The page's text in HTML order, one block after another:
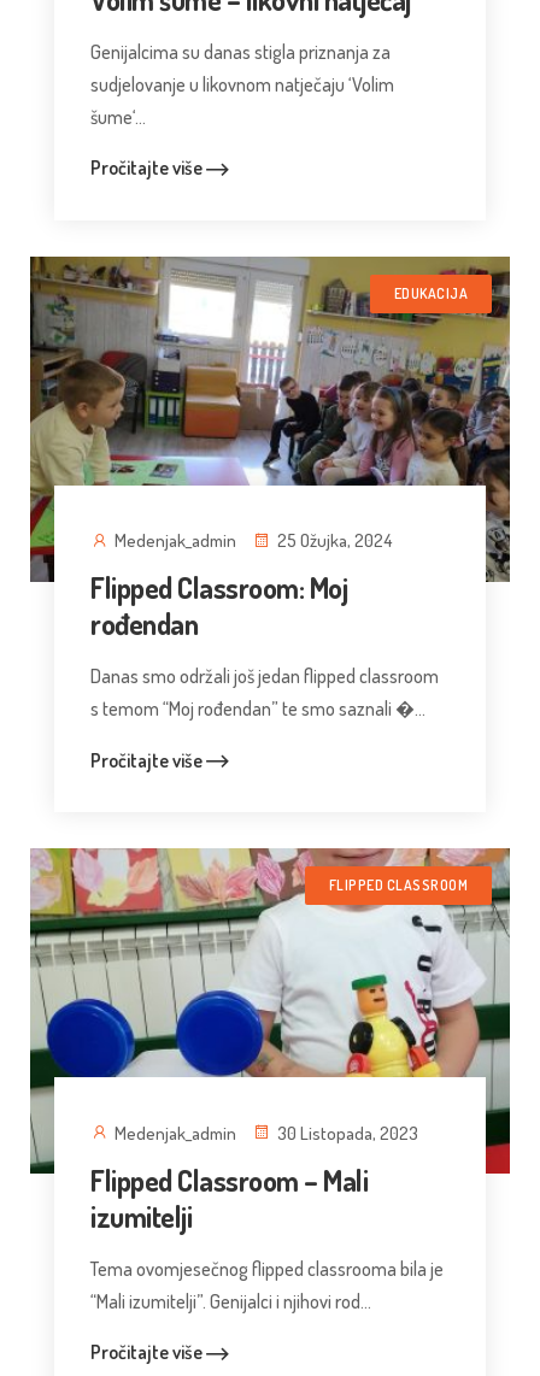
Genijalcima su danas stigla priznanja za
sudjelovanje u likovnom natječaju ‘Volim
šume‘...
Pročitajte više
EDUKACIJA
Medenjak_admin 25 Ožujka, 2024
Flipped Classroom: Moj
rođendan
Danas smo održali još jedan flipped classroom
s temom “Moj rođendan” te smo saznali �...
Pročitajte više
FLIPPED CLASSROOM
Medenjak_admin 30 Listopada, 2023
Flipped Classroom – Mali
izumitelji
Tema ovomjesečnog flipped classrooma bila je
“Mali izumitelji”. Genijalci i njihovi rod...
Pročitajte više